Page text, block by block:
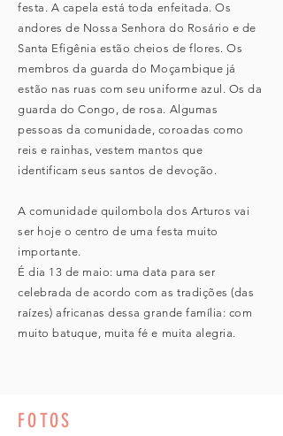
festa. A capela está toda enfeitada. Os
andores de Nossa Senhora do Rosário e de
Santa Efigênia estão cheios de flores. Os
membros da guarda do Moçambique já
estão nas ruas com seu uniforme azul. Os da
guarda do Congo, de rosa. Algumas
pessoas da comunidade, coroadas como
reis e rainhas, vestem mantos que
identificam seus santos de devoção.
A comunidade quilombola dos Arturos vai
ser hoje o centro de uma festa muito
importante.
É dia 13 de maio: uma data para ser
celebrada de acordo com as tradições (das
raízes) africanas dessa grande família: com
muito batuque, muita fé e muita alegria.
FOTOS